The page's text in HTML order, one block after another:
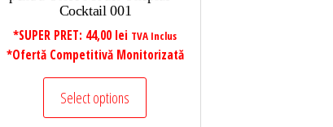
Cocktail 001
*SUPER PRET: 44,00 lei TVA Inclus
*Ofertă Competitivă Monitorizată
Select options